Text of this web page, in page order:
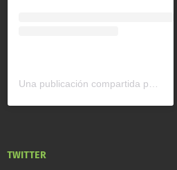
TWITTER